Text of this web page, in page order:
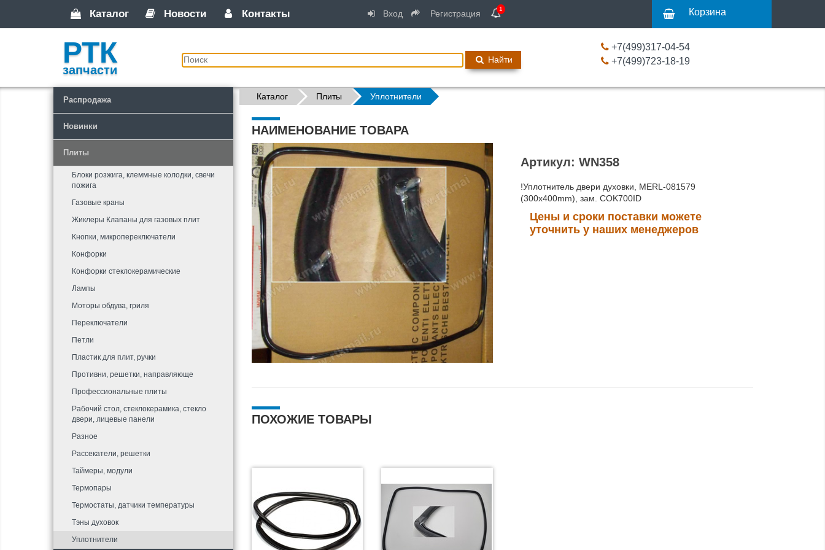
Каталог Новости Контакты Вход Регистрация 1 Корзина
РТК
запчасти
Найти
+7(499)317-04-54
+7(499)723-18-19
Распродажа
Новинки
Плиты
Блоки розжига, клеммные колодки, свечи
пожига
Газовые краны
Жиклеры Клапаны для газовых плит
Кнопки, микропереключатели
Конфорки
Конфорки стеклокерамические
Лампы
Моторы обдува, гриля
Переключатели
Петли
Пластик для плит, ручки
Противни, решетки, направляюще
Профессиональные плиты
Рабочий стол, стеклокерамика, стекло
двери, лицевые панели
Разное
Рассекатели, решетки
Таймеры, модули
Термопары
Термостаты, датчики температуры
Тэны духовок
Уплотнители
Каталог Плиты Уплотнители
НАИМЕНОВАНИЕ ТОВАРА
Артикул: WN358
!Уплотнитель двери духовки, MERL-081579
(300x400mm), зам. COK700ID
Цены и сроки поставки можете
уточнить у наших менеджеров
ПОХОЖИЕ ТОВАРЫ